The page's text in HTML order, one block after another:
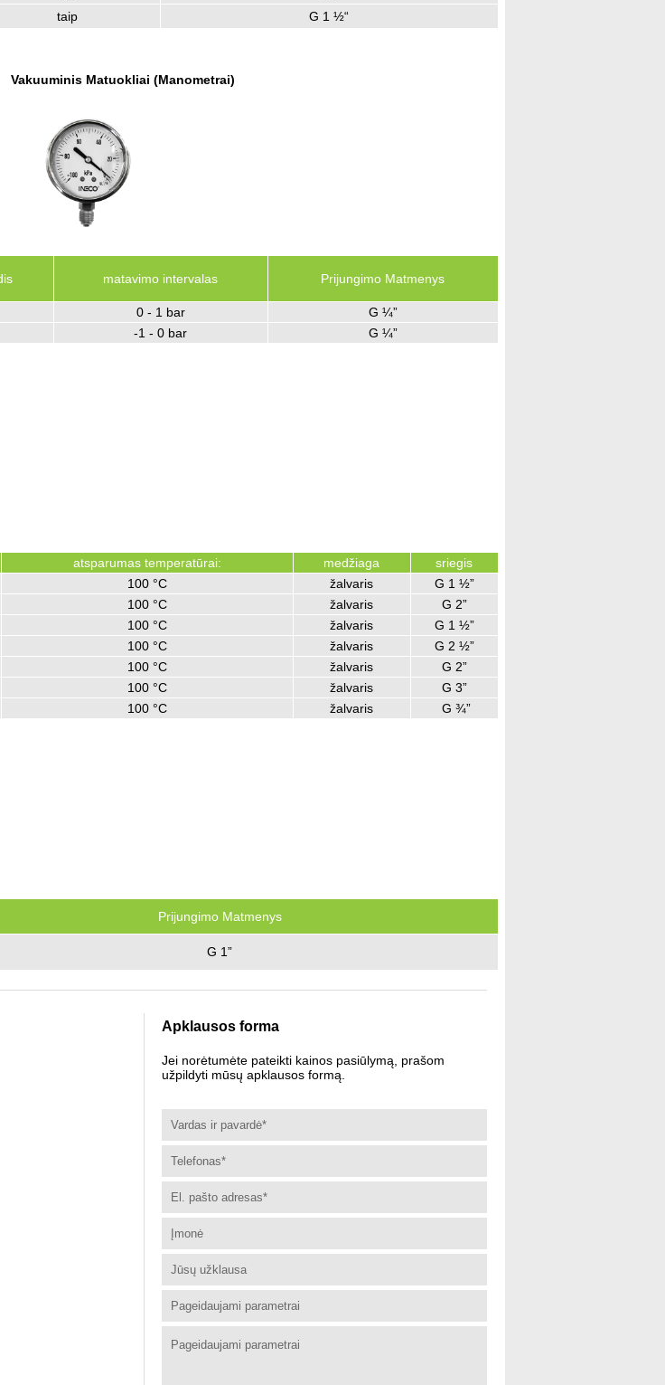
taip G 1 ½“
Vakuuminis Matuokliai (Manometrai)
matavimo intervalas Prijungimo Matmenys
0 - 1 bar
G ¼”
-1 - 0 bar G ¼”
atsparumas temperatūrai: medžiaga
sriegis
100 °C žalvaris
G 1 ½”
100 °C žalvaris
G 2”
100 °C žalvaris
G 1 ½”
100 °C žalvaris
G 2 ½”
100 °C žalvaris
G 2”
100 °C žalvaris
G 3”
100 °C žalvaris G ¾”
Prijungimo Matmenys
G 1”
Apklausos forma
Jei norėtumėte pateikti kainos pasiūlymą, prašom
užpildyti mūsų apklausos formą.